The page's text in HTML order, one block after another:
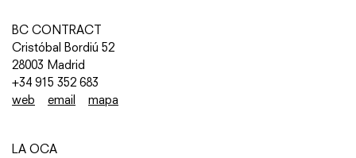
BC CONTRACT
Cristóbal Bordiú 52
28003 Madrid
+34 915 352 683
web
email mapa
LA OCA